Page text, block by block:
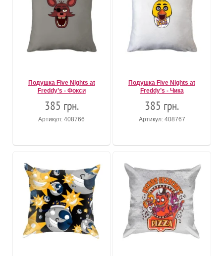
Подушка Five Nights at
Freddy’s - Фокси
385 грн.
Артикул: 408766
Подушка Five Nights at
Freddy’s - Чика
385 грн.
Артикул: 408767